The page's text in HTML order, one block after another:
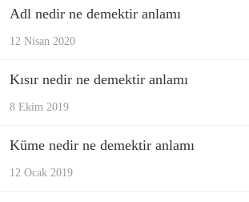
Adl nedir ne demektir anlamı
12 Nisan 2020
Kısır nedir ne demektir anlamı
8 Ekim 2019
Küme nedir ne demektir anlamı
12 Ocak 2019